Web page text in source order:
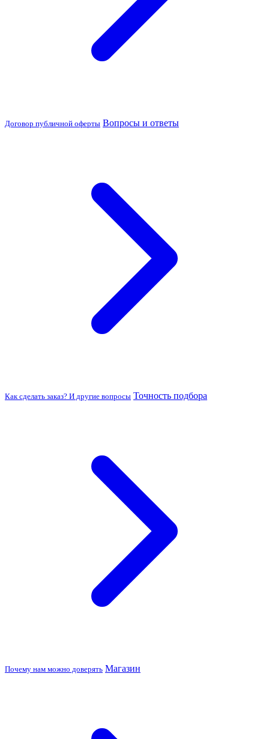
Договор публичной оферты Вопросы и ответы
Как сделать заказ? И другие вопросы Точность подбора
Почему нам можно доверять Магазин